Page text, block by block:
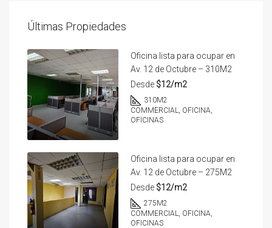
Últimas Propiedades
Oficina lista para ocupar en
Av. 12 de Octubre – 310M2
Desde $12/m2
310M2
COMMERCIAL, OFICINA,
OFICINAS
Oficina lista para ocupar en
Av. 12 de Octubre – 275M2
Desde $12/m2
275M2
COMMERCIAL, OFICINA,
OFICINAS